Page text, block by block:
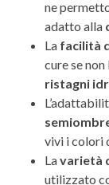
ne
adatto alla
La facilità
cure se non
ristagni
vivi i colori
Lavarietà
utilizzato